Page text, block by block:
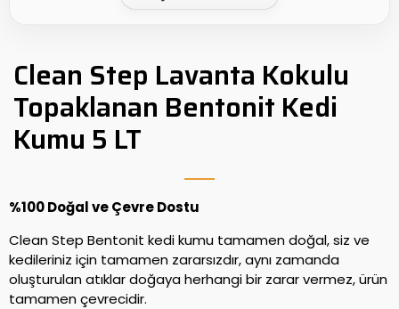
Clean Step Lavanta Kokulu
Topaklanan Bentonit Kedi
Kumu 5 LT
%100 Doğal ve Çevre Dostu
Clean Step Bentonit kedi kumu tamamen doğal, siz ve
kedileriniz için tamamen zararsızdır, aynı zamanda
oluşturulan atıklar doğaya herhangi bir zarar vermez, ürün
tamamen çevrecidir.